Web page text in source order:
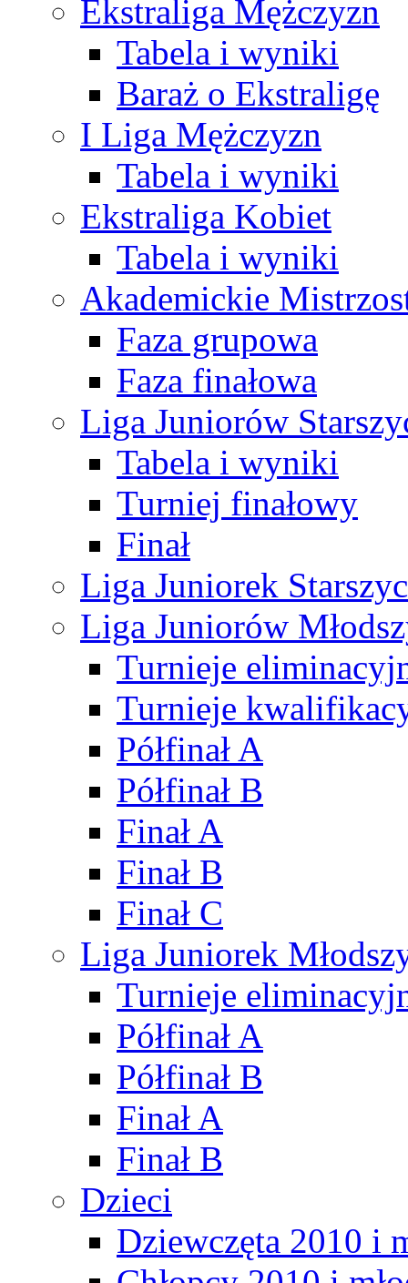
Ekstraliga Mężczyzn
Tabela i wyniki
Baraż o Ekstraligę
I Liga Mężczyzn
Tabela i wyniki
Ekstraliga Kobiet
Tabela i wyniki
Akademickie
Faza grupowa
Faza finałowa
Liga Juniorów
Tabela i wyniki
Turniej finałowy
Finał
Liga Juniorek
Liga Juniorów
Turnieje
Turnieje
Półfinał A
Półfinał B
Finał A
Finał B
Finał C
Liga Juniorek
Turnieje
Półfinał A
Półfinał B
Finał A
Finał B
Dzieci
Dziewczęta 2010 i